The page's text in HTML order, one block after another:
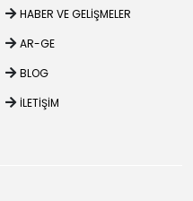
HABER VE GELIŞMELER
AR-GE
BLOG
İLETIŞIM